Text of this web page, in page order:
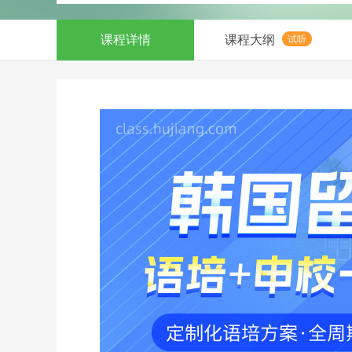
课程详情 课程大纲 试听